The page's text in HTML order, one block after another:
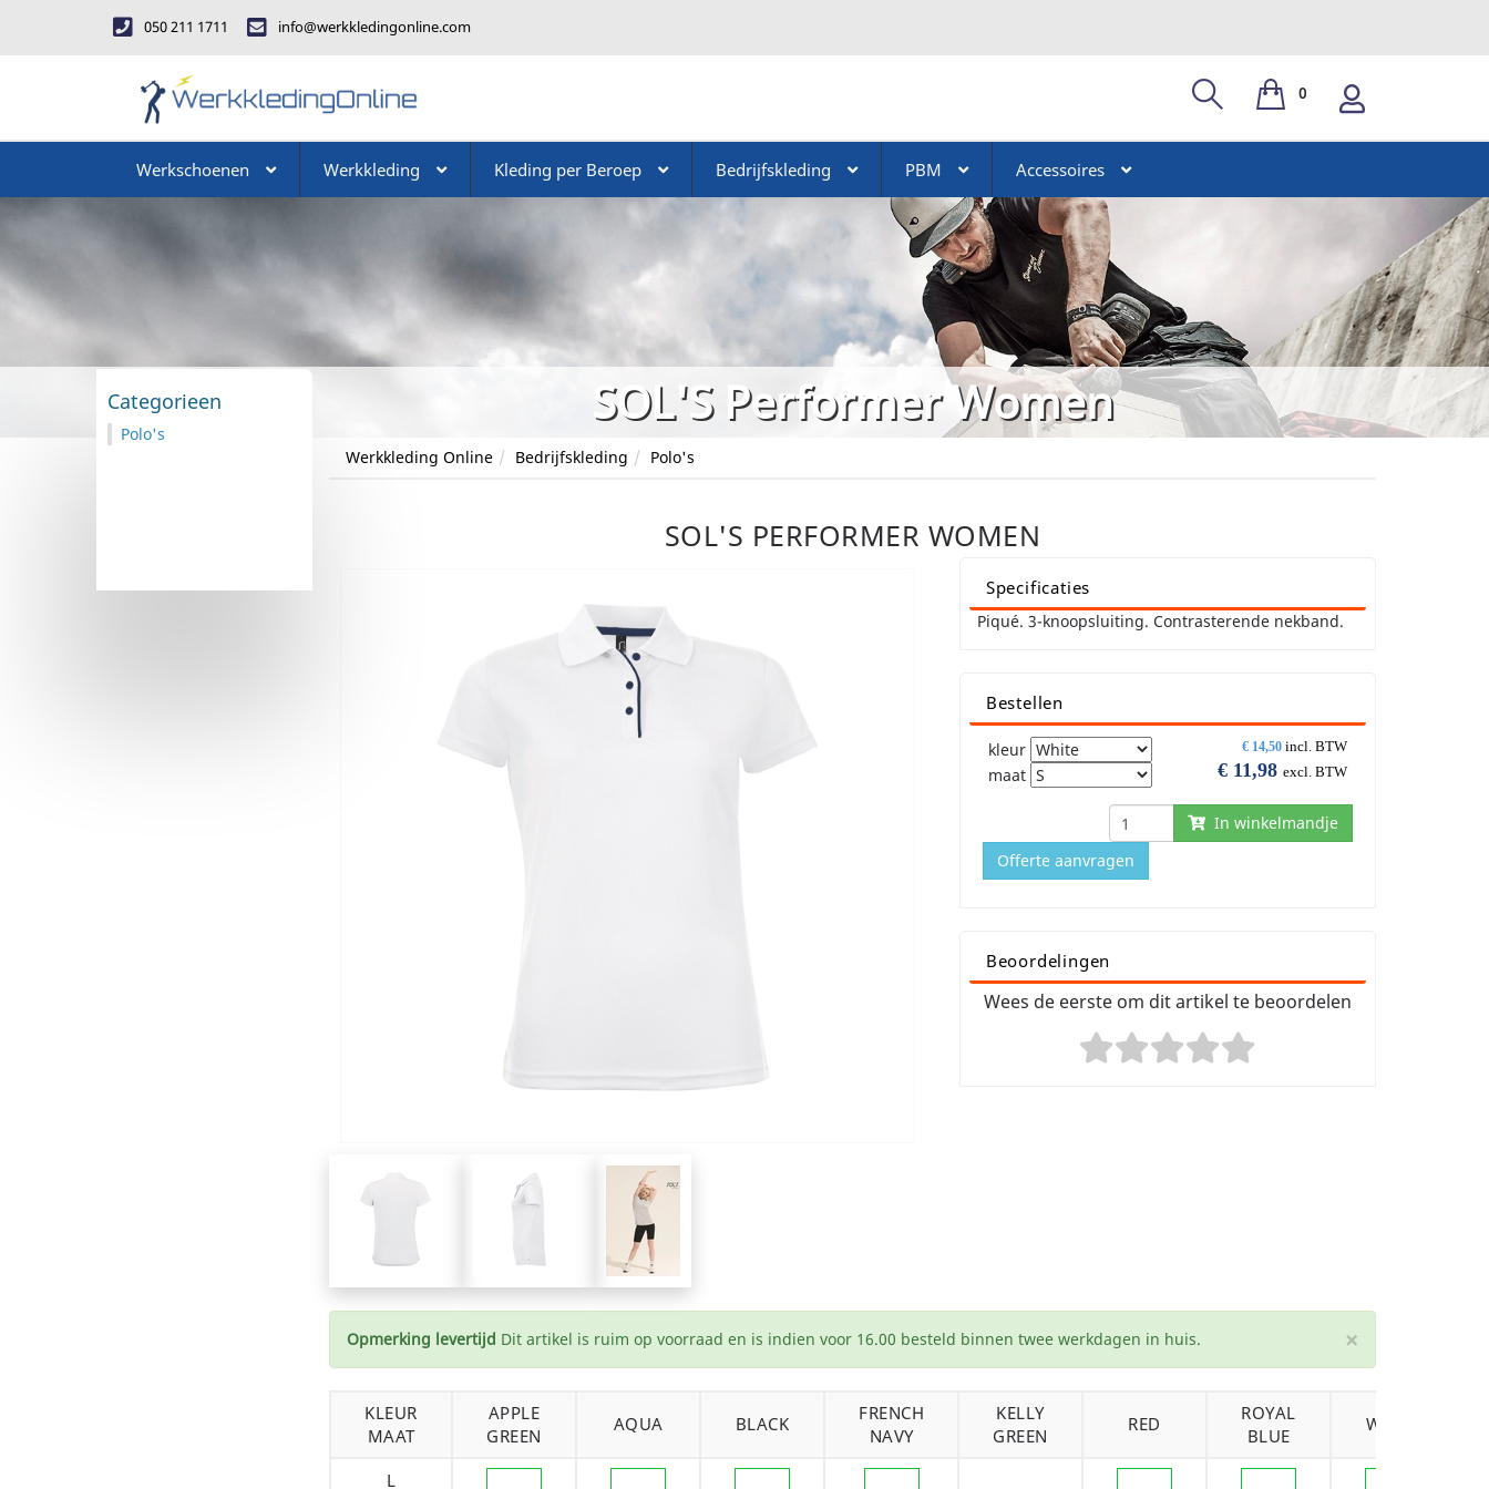
050 211 1711 info@werkkledingonline.com
0
Werkschoenen Werkkleding Kleding per Beroep Bedrijfskleding PBM Accessoires
SOL'S Performer Women
Werkkleding Online Bedrijfskleding Polo's
SOL'S PERFORMER WOMEN
Specificaties
Piqué. 3-knoopsluiting. Contrasterende nekband.
Bestellen
€ 14,50 incl. BTW
€ 11,98 excl. BTW
kleur
maat
In winkelmandje
Offerte aanvragen
Beoordelingen
Wees de eerste om dit artikel te beoordelen
×
Opmerking levertijd Dit artikel is ruim op voorraad en is indien voor 16.00 besteld binnen twee werkdagen in huis.
KLEUR
MAAT
APPLE
GREEN
AQUA BLACK
FRENCH
NAVY
KELLY
GREEN
RED
ROYAL
BLUE
WHITE
L
Categorieen
Polo's